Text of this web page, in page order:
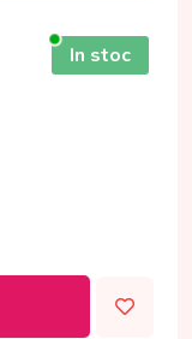
In stoc